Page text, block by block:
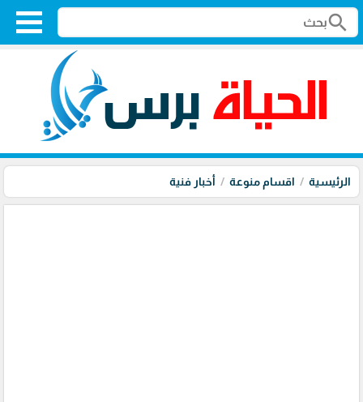
search
الرئيسية اقسام منوعة أخبار فنية